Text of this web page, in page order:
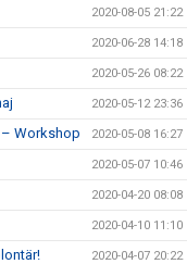
2020-08-05 21:22
2020-06-28 14:18
2020-05-26 08:22
2020-05-12 23:36
Workshop 2020-05-08 16:27
2020-05-07 10:46
2020-04-20 08:08
2020-04-10 11:10
2020-04-07 20:22